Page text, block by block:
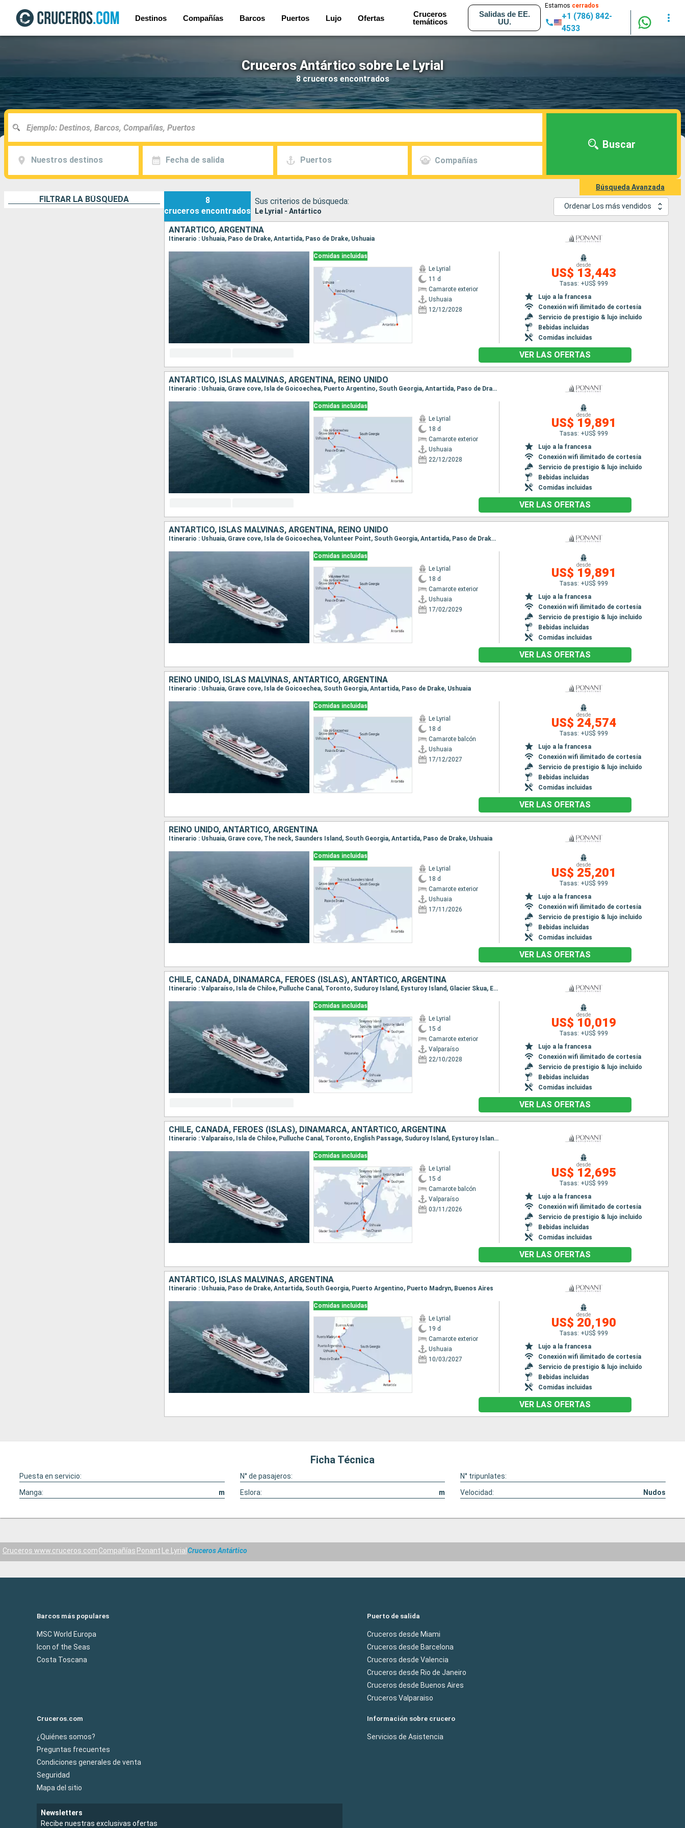
Destinos Compañías Barcos Puertos Lujo Ofertas
Cruceros
temáticos
Salidas de EE.
UU.
Estamos cerrados
+1 (786) 842-
4533
Cruceros Antártico sobre Le Lyrial
8 cruceros encontrados
Nuestros destinos Fecha de salida Puertos Compañías
Buscar
Búsqueda Avanzada
FILTRAR LA BÚSQUEDA
8
cruceros encontrados
Sus criterios de búsqueda:
Le Lyrial - Antártico
Ordenar Los más vendidos
ANTÁRTICO, ARGENTINA
Itinerario : Ushuaia, Paso de Drake, Antartida, Paso de Drake, Ushuaia
Comidas incluidas
Le Lyrial
11 d
Camarote exterior
Ushuaia
12/12/2028
desde
US$ 13,443
Tasas: +US$ 999
Lujo a la francesa
Conexión wifi ilimitado de cortesía
Servicio de prestigio & lujo incluido
Bebidas incluidas
Comidas incluidas
VER LAS OFERTAS
ANTÁRTICO, ISLAS MALVINAS, ARGENTINA, REINO UNIDO
Itinerario : Ushuaia, Grave cove, Isla de Goicoechea, Puerto Argentino, South Georgia, Antartida, Paso de Drake, Ushuaia
Comidas incluidas
Le Lyrial
18 d
Camarote exterior
Ushuaia
22/12/2028
desde
US$ 19,891
Tasas: +US$ 999
Lujo a la francesa
Conexión wifi ilimitado de cortesía
Servicio de prestigio & lujo incluido
Bebidas incluidas
Comidas incluidas
VER LAS OFERTAS
ANTÁRTICO, ISLAS MALVINAS, ARGENTINA, REINO UNIDO
Itinerario : Ushuaia, Grave cove, Isla de Goicoechea, Volunteer Point, South Georgia, Antartida, Paso de Drake, Ushuaia
Comidas incluidas
Le Lyrial
18 d
Camarote exterior
Ushuaia
17/02/2029
desde
US$ 19,891
Tasas: +US$ 999
Lujo a la francesa
Conexión wifi ilimitado de cortesía
Servicio de prestigio & lujo incluido
Bebidas incluidas
Comidas incluidas
VER LAS OFERTAS
REINO UNIDO, ISLAS MALVINAS, ANTÁRTICO, ARGENTINA
Itinerario : Ushuaia, Grave cove, Isla de Goicoechea, South Georgia, Antartida, Paso de Drake, Ushuaia
Comidas incluidas
Le Lyrial
18 d
Camarote balcón
Ushuaia
17/12/2027
desde
US$ 24,574
Tasas: +US$ 999
Lujo a la francesa
Conexión wifi ilimitado de cortesía
Servicio de prestigio & lujo incluido
Bebidas incluidas
Comidas incluidas
VER LAS OFERTAS
REINO UNIDO, ANTÁRTICO, ARGENTINA
Itinerario : Ushuaia, Grave cove, The neck, Saunders Island, South Georgia, Antartida, Paso de Drake, Ushuaia
Comidas incluidas
Le Lyrial
18 d
Camarote exterior
Ushuaia
17/11/2026
desde
US$ 25,201
Tasas: +US$ 999
Lujo a la francesa
Conexión wifi ilimitado de cortesía
Servicio de prestigio & lujo incluido
Bebidas incluidas
Comidas incluidas
VER LAS OFERTAS
CHILE, CANADÁ, DINAMARCA, FÉROES (ISLAS), ANTÁRTICO, ARGENTINA
Itinerario : Valparaíso, Isla de Chiloe, Pulluche Canal, Toronto, Suduroy Island, Eysturoy Island, Glacier Skua, Estero Las Montanas, Magallanes (Estrecho), Gudhjem, Islas Tuckers, Streymoy Island, Îles Charcot, Puerto Williams, Ushuaia
Comidas incluidas
Le Lyrial
15 d
Camarote exterior
Valparaíso
22/10/2028
desde
US$ 10,019
Tasas: +US$ 999
Lujo a la francesa
Conexión wifi ilimitado de cortesía
Servicio de prestigio & lujo incluido
Bebidas incluidas
Comidas incluidas
VER LAS OFERTAS
CHILE, CANADÁ, FÉROES (ISLAS), DINAMARCA, ANTÁRTICO, ARGENTINA
Itinerario : Valparaíso, Isla de Chiloe, Pulluche Canal, Toronto, English Passage, Suduroy Island, Eysturoy Island, Glacier Skua, Estero Las Montanas, Magallanes (Estrecho), Gudhjem, Islas Tuckers, Streymoy Island, Îles Charcot, Puerto Williams, Ushuaia
Comidas incluidas
Le Lyrial
15 d
Camarote balcón
Valparaíso
03/11/2026
desde
US$ 12,695
Tasas: +US$ 999
Lujo a la francesa
Conexión wifi ilimitado de cortesía
Servicio de prestigio & lujo incluido
Bebidas incluidas
Comidas incluidas
VER LAS OFERTAS
ANTÁRTICO, ISLAS MALVINAS, ARGENTINA
Itinerario : Ushuaia, Paso de Drake, Antartida, South Georgia, Puerto Argentino, Puerto Madryn, Buenos Aires
Comidas incluidas
Le Lyrial
19 d
Camarote exterior
Ushuaia
10/03/2027
desde
US$ 20,190
Tasas: +US$ 999
Lujo a la francesa
Conexión wifi ilimitado de cortesía
Servicio de prestigio & lujo incluido
Bebidas incluidas
Comidas incluidas
VER LAS OFERTAS
Ficha Técnica
Puesta en servicio: N° de pasajeros:
N° tripunlates:
Manga:
m Eslora: m Velocidad: Nudos
Cruceros www.cruceros.comCompañías Ponant Le Lyrial Cruceros Antártico
Barcos más populares
MSC World Europa
Icon of the Seas
Costa Toscana
Puerto de salida
Cruceros desde Miami
Cruceros desde Barcelona
Cruceros desde Valencia
Cruceros desde Rio de Janeiro
Cruceros desde Buenos Aires
Cruceros Valparaiso
Cruceros.com
¿Quiénes somos?
Preguntas frecuentes
Condiciones generales de venta
Seguridad
Mapa del sitio
Información sobre crucero
Servicios de Asistencia
Newsletters
Recibe nuestras exclusivas ofertas